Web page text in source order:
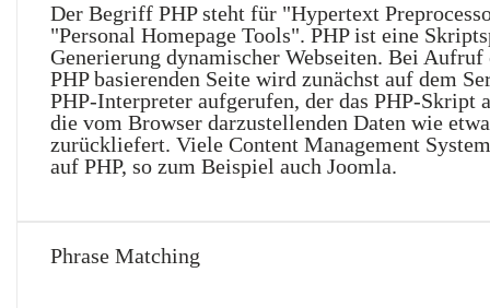
Der Begriff PHP steht für "Hypertext
"Personal Homepage Tools". PHP ist eine
Generierung dynamischer Webseiten. Bei Aufruf
PHP basierenden Seite wird zunächst auf dem
PHP-Interpreter aufgerufen, der das PHP-Skript
die vom Browser darzustellenden Daten wie
zurückliefert. Viele Content Management
auf PHP, so zum Beispiel auch Joomla.
Phrase Matching